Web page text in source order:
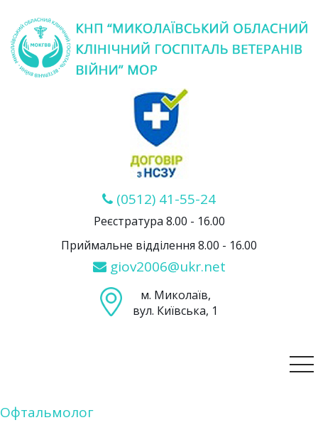
(0512) 41-55-24
Реєстратура 8.00 - 16.00
Приймальне відділення 8.00 - 16.00
giov2006@ukr.net
м. Миколаїв,
вул. Київська, 1
Офтальмолог